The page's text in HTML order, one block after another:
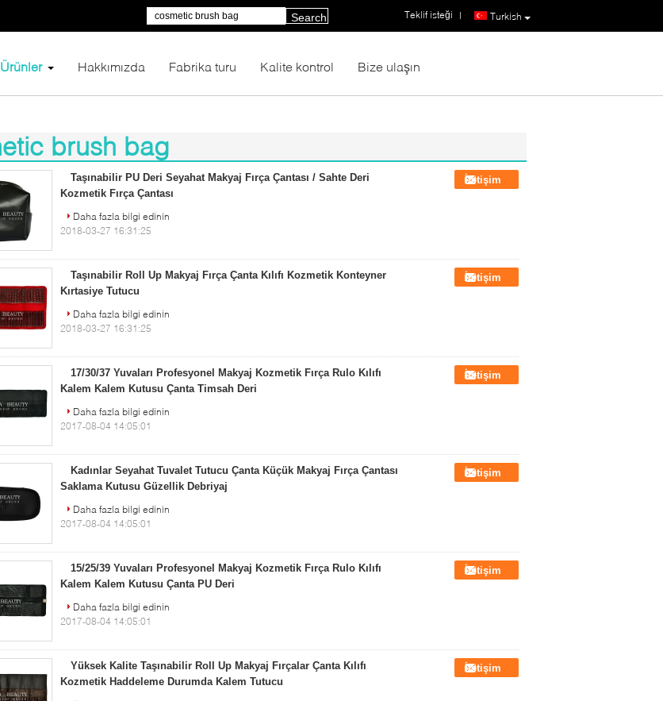
Turkish
Teklif isteği |
Search
Ürünler Hakkımızda Fabrika turu Kalite kontrol Bize ulaşın
brush bag
Taşınabilir PU Deri Seyahat Makyaj Fırça Çantası / Sahte Deri
Kozmetik Fırça Çantası
İletişim
Daha fazla bilgi edinin
2018-03-27 16:31:25
Taşınabilir Roll Up Makyaj Fırça Çanta Kılıfı Kozmetik Konteyner
Kırtasiye Tutucu
İletişim
Daha fazla bilgi edinin
2018-03-27 16:31:25
17/30/37 Yuvaları Profesyonel Makyaj Kozmetik Fırça Rulo Kılıfı
Kalem Kalem Kutusu Çanta Timsah Deri
İletişim
Daha fazla bilgi edinin
2017-08-04 14:05:01
Kadınlar Seyahat Tuvalet Tutucu Çanta Küçük Makyaj Fırça Çantası
Saklama Kutusu Güzellik Debriyaj
İletişim
Daha fazla bilgi edinin
2017-08-04 14:05:01
15/25/39 Yuvaları Profesyonel Makyaj Kozmetik Fırça Rulo Kılıfı
Kalem Kalem Kutusu Çanta PU Deri
İletişim
Daha fazla bilgi edinin
2017-08-04 14:05:01
Yüksek Kalite Taşınabilir Roll Up Makyaj Fırçalar Çanta Kılıfı
Kozmetik Haddeleme Durumda Kalem Tutucu
İletişim